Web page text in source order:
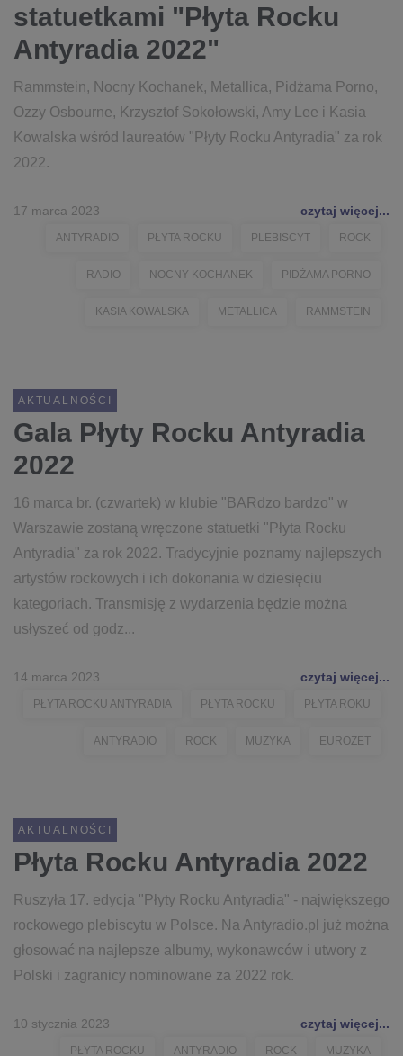
statuetkami "Płyta Rocku
Antyradia 2022"
Rammstein, Nocny Kochanek, Metallica, Pidżama Porno,
Ozzy Osbourne, Krzysztof Sokołowski, Amy Lee i Kasia
Kowalska wśród laureatów "Płyty Rocku Antyradia" za rok
2022.
17 marca 2023 czytaj więcej...
ANTYRADIO PŁYTA ROCKU PLEBISCYT ROCK
RADIO NOCNY KOCHANEK PIDŻAMA PORNO
KASIA KOWALSKA METALLICA RAMMSTEIN
AKTUALNOŚCI
Gala Płyty Rocku Antyradia
2022
16 marca br. (czwartek) w klubie "BARdzo bardzo" w
Warszawie zostaną wręczone statuetki "Płyta Rocku
Antyradia" za rok 2022. Tradycyjnie poznamy najlepszych
artystów rockowych i ich dokonania w dziesięciu
kategoriach. Transmisję z wydarzenia będzie można
usłyszeć od godz...
14 marca 2023 czytaj więcej...
PŁYTA ROCKU ANTYRADIA PŁYTA ROCKU PŁYTA ROKU
ANTYRADIO ROCK MUZYKA EUROZET
AKTUALNOŚCI
Płyta Rocku Antyradia 2022
Ruszyła 17. edycja "Płyty Rocku Antyradia" - największego
rockowego plebiscytu w Polsce. Na Antyradio.pl już można
głosować na najlepsze albumy, wykonawców i utwory z
Polski i zagranicy nominowane za 2022 rok.
10 stycznia 2023 czytaj więcej...
PŁYTA ROCKU ANTYRADIO ROCK MUZYKA